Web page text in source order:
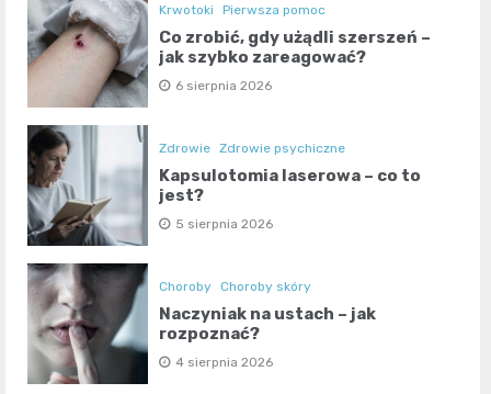
Krwotoki Pierwsza pomoc
Co zrobić, gdy użądli szerszeń –
jak szybko zareagować?
6 sierpnia 2026
Zdrowie Zdrowie psychiczne
Kapsulotomia laserowa – co to
jest?
5 sierpnia 2026
Choroby Choroby skóry
Naczyniak na ustach – jak
rozpoznać?
4 sierpnia 2026